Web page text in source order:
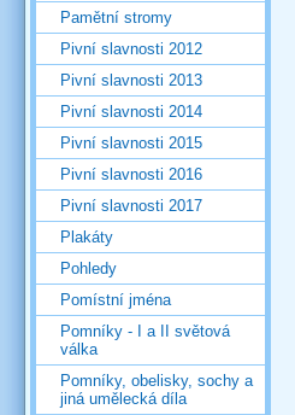
Pamětní stromy
Pivní slavnosti 2012
Pivní slavnosti 2013
Pivní slavnosti 2014
Pivní slavnosti 2015
Pivní slavnosti 2016
Pivní slavnosti 2017
Plakáty
Pohledy
Pomístní jména
Pomníky - I a II světová
válka
Pomníky, obelisky, sochy a
jiná umělecká díla